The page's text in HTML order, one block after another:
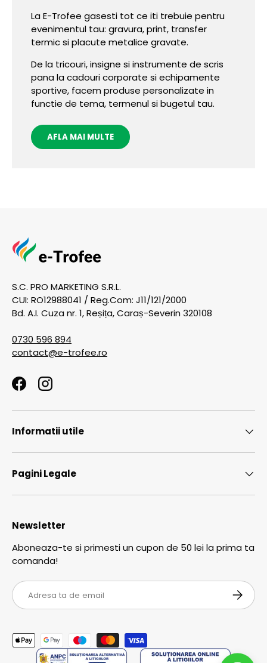
La E-Trofee gasesti tot ce iti trebuie pentru
evenimentul tau: gravura, print, transfer
termic si placute metalice gravate.
De la tricouri, insigne si instrumente de scris
pana la cadouri corporate si echipamente
sportive, facem produse personalizate in
functie de tema, termenul si bugetul tau.
AFLA MAI MULTE
S.C. PRO MARKETING S.R.L.
CUI: RO12988041 / Reg.Com: J11/121/2000
Bd. A.I. Cuza nr. 1, Reșița, Caraș-Severin 320108
0730 596 894
contact@e-trofee.ro
FacebookInstagram
Informatii utile
Pagini Legale
Newsletter
Aboneaza-te si primesti un cupon de 50 lei la prima ta
comanda!
Email
Metode de plata acceptate